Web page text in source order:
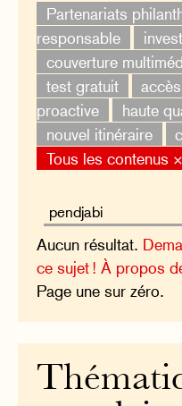
Partenariats
responsable
couverture
test gratuit
proactive
haute
nouvel itinéraire
Tous les contenus ×
Aucun résultat.
ce sujet ! À propos
Page une sur zéro.